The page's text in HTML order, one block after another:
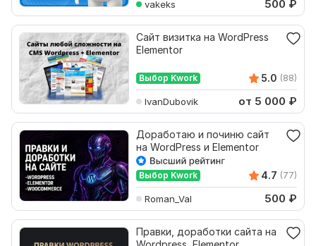
vakeks 500 ₽
Сайт визитка на WordPress
Elementor
Выбор Kwork 5.0 (88)
IvanDubovik от 5 000 ₽
Доработаю и починю сайт
на WordPress и Elementor
Выбор Kwork 4.7 (77)
Roman_Val 500 ₽
Правки, доработки сайта на